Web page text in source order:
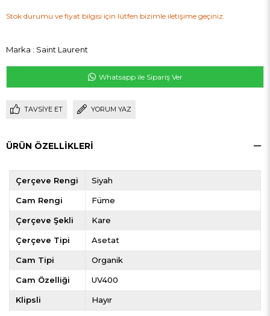
Stok durumu ve fiyat bilgisi için lütfen bizimle iletişime geçiniz.
Marka : Saint Laurent
Whatsapp ile Sipariş Ver
TAVSIYE ET YORUM YAZ
ÜRÜN ÖZELLIKLERI
Çerçeve Rengi Siyah
Cam Rengi Füme
Çerçeve Şekli Kare
Çerçeve Tipi Asetat
Cam Tipi Organik
Cam Özelliği UV400
Klipsli Hayır